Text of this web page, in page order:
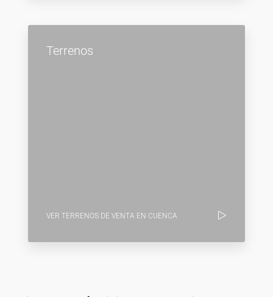
Terrenos
VER TERRENOS DE VENTA EN CUENCA